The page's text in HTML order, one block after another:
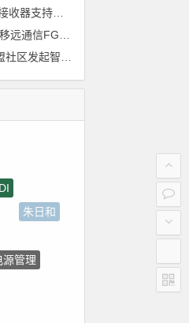
Vishay TSOP15300系列红外接收器支持所有主流遥控代码
朱日和